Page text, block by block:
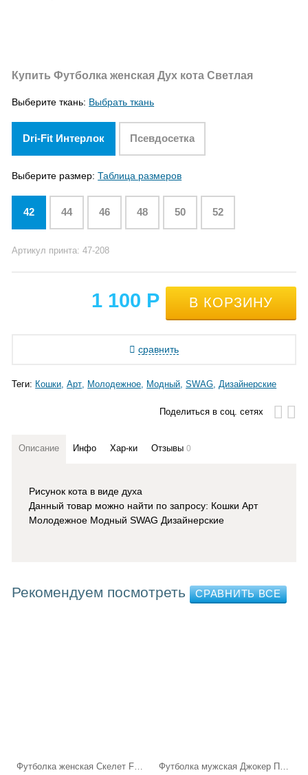
Купить Футболка женская Дух кота Светлая
Выберите ткань: Выбрать ткань
Dri-Fit Интерлок Псевдосетка
Выберите размер:Таблица размеров
42 44 46 48 50 52
Артикул принта: 47-208
1 100 Р
сравнить
Теги: Кошки Арт Молодежное Модный SWAG Дизайнерские
Поделиться в соц. сетях
Описание Инфо Хар-ки Отзывы0
Рисунок кота в виде духа
Данный товар можно найти по запросу: Кошки Арт
Молодежное Модный SWAG Дизайнерские
Рекомендуем посмотреть
Футболка женская Скелет F@ck Футболка мужская Джокер Панда